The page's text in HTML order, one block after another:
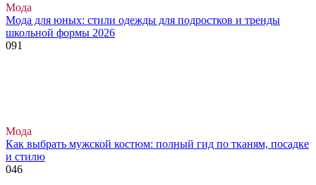
Мода
Мода для юных: стили одежды для подростков и тренды
школьной формы 2026
091
Мода
Как выбрать мужской костюм: полный гид по тканям, посадке
и стилю
046